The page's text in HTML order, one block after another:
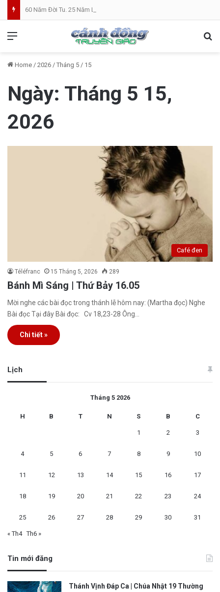
Home / 2026 / Tháng 5 / 15
Ngày: Tháng 5 15,
2026
Café đen
Téléfranc 15 Tháng 5, 2026 289
Bánh Mì Sáng | Thứ Bảy 16.05
Mời nghe các bài đọc trong thánh lễ hôm nay: (Martha đọc) Nghe
Bài đọc Tại đây Bài đọc: Cv 18,23-28 Ông…
Chi tiết »
Lịch
Tháng 5 2026
H B T N S B C
1 2 3
4 5 6 7 8 9 10
11 12 13 14 15 16 17
18 19 20 21 22 23 24
25 26 27 28 29 30 31
« Th4 Th6 »
Tin mới đăng
Thánh Vịnh Đáp Ca | Chúa Nhật 19 Thường